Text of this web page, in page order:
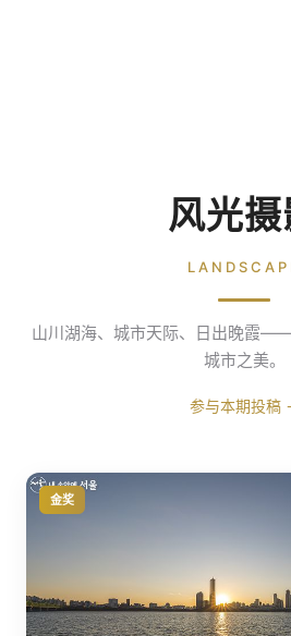
风光
山川湖海、城市天际、日出晚霞
城市之美。
参与本期投稿
金奖